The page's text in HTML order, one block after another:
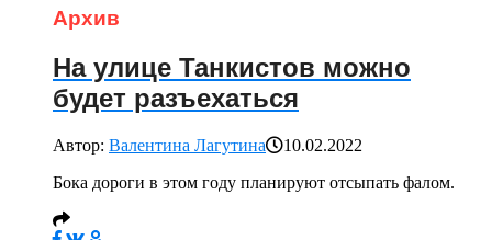
Архив
На улице Танкистов можно
будет разъехаться
Автор: Валентина Лагутина
10.02.2022
Бока дороги в этом году планируют отсыпать фалом.